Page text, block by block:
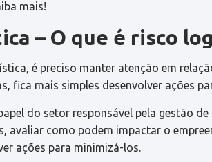
mais!
– O que é risco
é preciso manter atenção em
fica mais simples desenvolver ações
do setor responsável pela gestão
avaliar como podem impactar o
ações para minimizá-los.